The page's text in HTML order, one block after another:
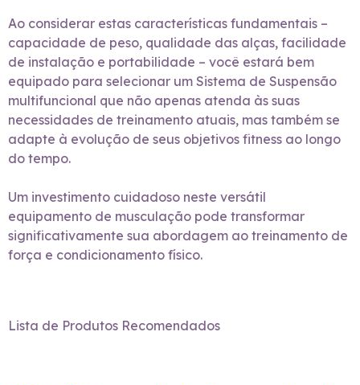
Ao considerar estas características fundamentais –
capacidade de peso, qualidade das alças, facilidade
de instalação e portabilidade – você estará bem
equipado para selecionar um Sistema de Suspensão
multifuncional que não apenas atenda às suas
necessidades de treinamento atuais, mas também se
adapte à evolução de seus objetivos fitness ao longo
do tempo.
Um investimento cuidadoso neste versátil
equipamento de musculação pode transformar
significativamente sua abordagem ao treinamento de
força e condicionamento físico.
Lista de Produtos Recomendados